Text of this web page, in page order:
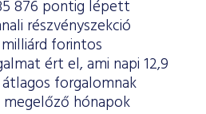
876 pontig lépett
részvényszekció
forintos
ért el, ami napi 12,9
forgalomnak
hónapok